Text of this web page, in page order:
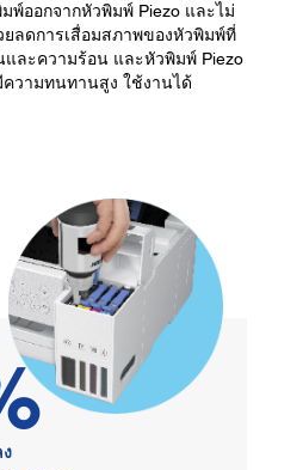
ออกจากหัวพิมพ์ Piezo และไม่
ลดการเสื่อมสภาพของหัวพิมพ์ที่
และความร้อน และหัวพิมพ์ Piezo
ความทนทานสูง ใช้งานได้